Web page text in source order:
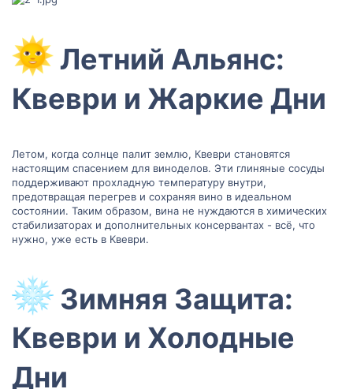
Летний Альянс:
Квеври и Жаркие Дни​
Летом, когда солнце палит землю, Квеври становятся
настоящим спасением для виноделов. Эти глиняные сосуды
поддерживают прохладную температуру внутри,
предотвращая перегрев и сохраняя вино в идеальном
состоянии. Таким образом, вина не нуждаются в химических
стабилизаторах и дополнительных консервантах - всё, что
нужно, уже есть в Квеври.
Зимняя Защита:
Квеври и Холодные
Дни​